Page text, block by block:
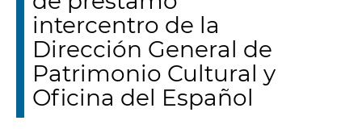
intercentro de la
Dirección General de
Patrimonio Cultural y
Oficina del Español